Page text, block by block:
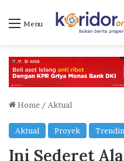
Menu
Home / Aktual
Aktual Proyek
Ini Sederet